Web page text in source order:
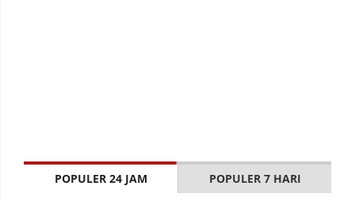
POPULER 24 JAM POPULER 7 HARI